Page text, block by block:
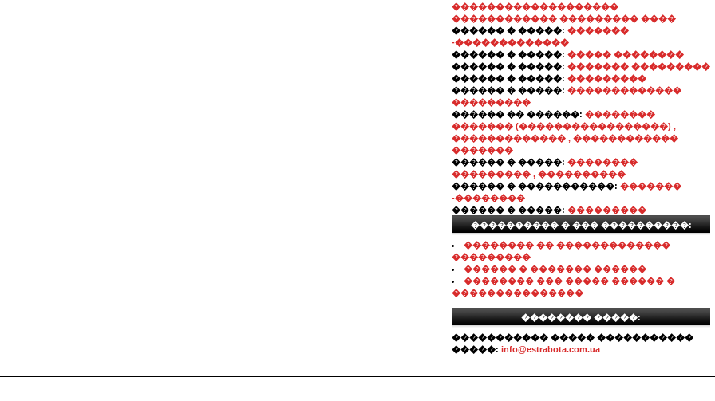
�������������������
������������ ��������� ����
������ � �����: �������
-�������������
������ � �����: ����� ��������
������ � �����: ������� ���������
������ � �����: ���������
������ � �����: �������������
���������
������ �� ������: ��������
������� (�����������������) ,
������������� , ������������
�������
������ � �����: ��������
��������� , ����������
������ � �����������: �������
-��������
������ � �����: ���������
���������� � ��� ����������:
�������� �� �������������
���������
������ � ������� ������
�������� ��� ����� ������ �
���������������
�������� �����:
����������� ����� �����������
�����: info@estrabota.com.ua